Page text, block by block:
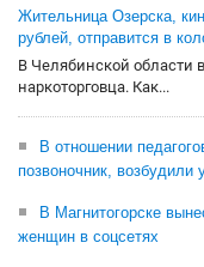
Жительница Озерска,
рублей, отправится в
В Челябинской
наркоторговца. Как...
В отношении
позвоночник, возбудили
В Магнитогорске
женщин в соцсетях